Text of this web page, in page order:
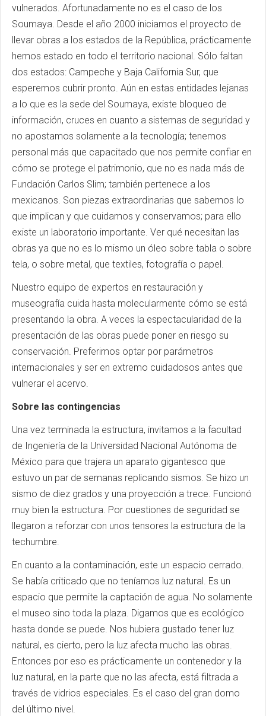
vulnerados. Afortunadamente no es el caso de los
Soumaya. Desde el año 2000 iniciamos el proyecto de
llevar obras a los estados de la República, prácticamente
hemos estado en todo el territorio nacional. Sólo faltan
dos estados: Campeche y Baja California Sur, que
esperemos cubrir pronto. Aún en estas entidades lejanas
a lo que es la sede del Soumaya, existe bloqueo de
información, cruces en cuanto a sistemas de seguridad y
no apostamos solamente a la tecnología; tenemos
personal más que capacitado que nos permite confiar en
cómo se protege el patrimonio, que no es nada más de
Fundación Carlos Slim; también pertenece a los
mexicanos. Son piezas extraordinarias que sabemos lo
que implican y que cuidamos y conservamos; para ello
existe un laboratorio importante. Ver qué necesitan las
obras ya que no es lo mismo un óleo sobre tabla o sobre
tela, o sobre metal, que textiles, fotografía o papel.
Nuestro equipo de expertos en restauración y
museografía cuida hasta molecularmente cómo se está
presentando la obra. A veces la espectacularidad de la
presentación de las obras puede poner en riesgo su
conservación. Preferimos optar por parámetros
internacionales y ser en extremo cuidadosos antes que
vulnerar el acervo.
Sobre las contingencias
Una vez terminada la estructura, invitamos a la facultad
de Ingeniería de la Universidad Nacional Autónoma de
México para que trajera un aparato gigantesco que
estuvo un par de semanas replicando sismos. Se hizo un
sismo de diez grados y una proyección a trece. Funcionó
muy bien la estructura. Por cuestiones de seguridad se
llegaron a reforzar con unos tensores la estructura de la
techumbre.
En cuanto a la contaminación, este un espacio cerrado.
Se había criticado que no teníamos luz natural. Es un
espacio que permite la captación de agua. No solamente
el museo sino toda la plaza. Digamos que es ecológico
hasta donde se puede. Nos hubiera gustado tener luz
natural, es cierto, pero la luz afecta mucho las obras.
Entonces por eso es prácticamente un contenedor y la
luz natural, en la parte que no las afecta, está filtrada a
través de vidrios especiales. Es el caso del gran domo
del último nivel.